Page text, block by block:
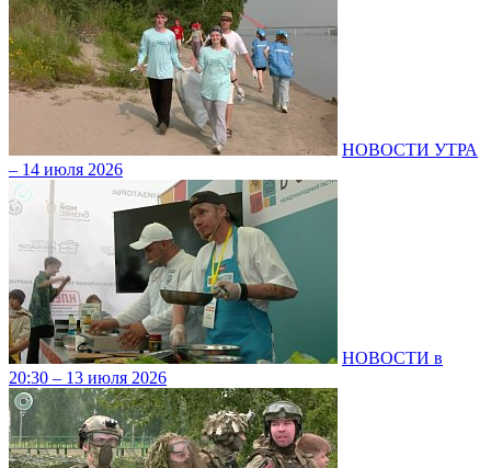
НОВОСТИ УТРА
– 14 июля 2026
НОВОСТИ в
20:30 – 13 июля 2026